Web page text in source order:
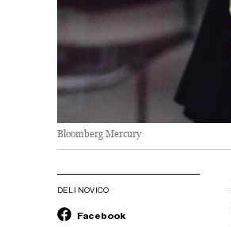
Bloomberg Mercury
DELI NOVICO
Facebook